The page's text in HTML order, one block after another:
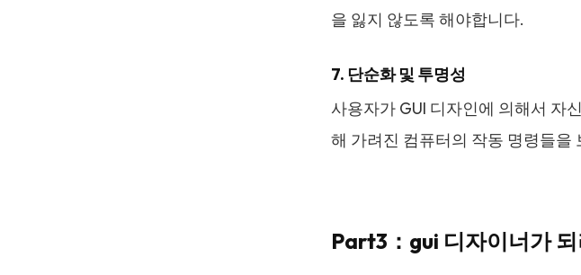
을 잃지 않도록 해야합니다.
7. 단순화 및 투명성
사용자가 GUI 디자인에 의해서 자
해 가려진 컴퓨터의 작동 명령들을
Part3：gui 디자이너가